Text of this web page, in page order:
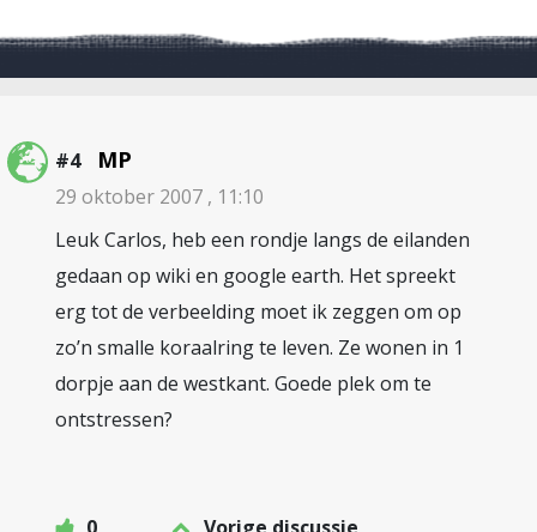
#4 MP
29 oktober 2007 , 11:10
Leuk Carlos, heb een rondje langs de eilanden
gedaan op wiki en google earth. Het spreekt
erg tot de verbeelding moet ik zeggen om op
zo’n smalle koraalring te leven. Ze wonen in 1
dorpje aan de westkant. Goede plek om te
ontstressen?